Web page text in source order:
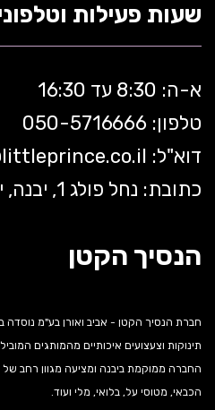
שעות פעילות
א-ה: 8:30 עד 16:30
טלפון: 050-5 716666
דוא"ל: littleprince.co.il
כתובת: נחל פולג 1, יבנה, ישראל
הנסיך הקטן
תינוקות וצעצועים איכותיים מהמותגים
החברה ממוקמת ביבנה ומציעה מגוון רחב של
הכבאי, מטוסי על, בלואי, מלי ועוד.